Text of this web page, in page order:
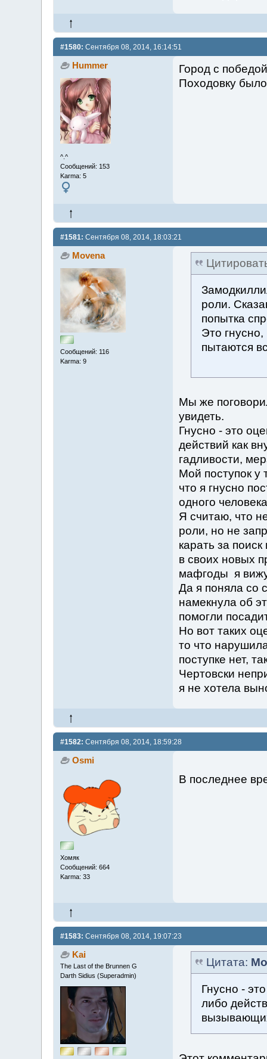
#1580: Сентября 08, 2014, 16:14:51
Hummer
^.^
Сообщений: 153
Karma: 5
Город с
Походовку
#1581: Сентября 08, 2014, 18:03:21
Movena
Сообщений: 116
Karma: 9
роли.
попытка
Это
пытаются
Мы же
увидеть.
Гнусно - это
действий как
гадливости,
Мой поступок у
что я гнусно
одного
Я считаю, что
роли, но не
карать за
в своих новых
мафгоды я
Да я поняла со
намекнула об
помогли
Но вот таких
то что
поступке нет,
Чертовски
я не хотела
#1582: Сентября 08, 2014, 18:59:28
Osmi
Хомяк
Сообщений: 664
Karma: 33
В последнее
#1583: Сентября 08, 2014, 19:07:23
Kai
The Last of the Brunnen G
Darth Sidius (Superadmin)
Цитата:
Гнусно -
либо